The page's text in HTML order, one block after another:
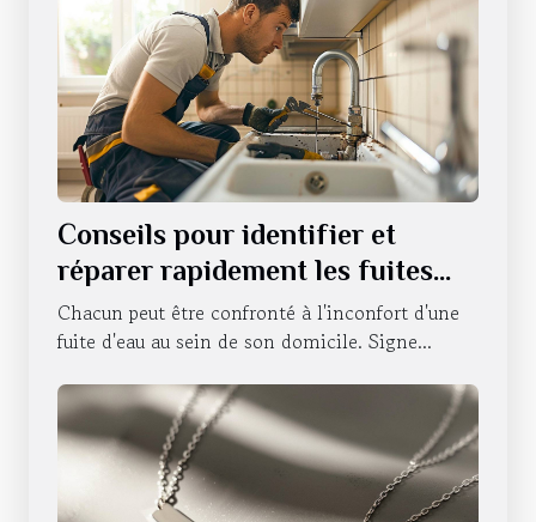
Conseils pour identifier et
réparer rapidement les fuites
d'eau
Chacun peut être confronté à l'inconfort d'une
fuite d'eau au sein de son domicile. Signe...